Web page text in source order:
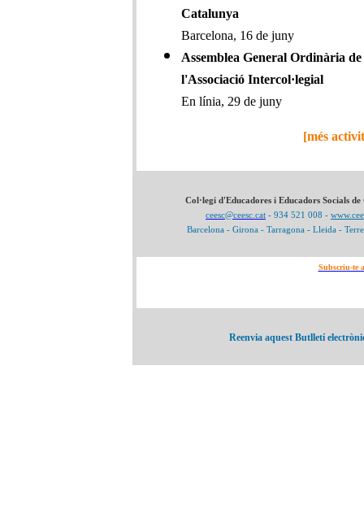
Catalunya
Barcelona, 16 de juny
Assemblea General Ordinària de
l'Associació Intercol·legial
En línia, 29 de juny
[més
Col·legi d'Educadores i Educadors Socials
ceesc@ceesc.cat - 934 521 008 -
Barcelona - Girona - Tarragona - Lleida -
Subscriu-te
Reenvia aquest Butlletí